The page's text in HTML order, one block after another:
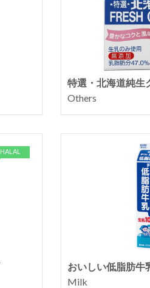
特選・北海道純生
Others
HALAL
おいしい低脂肪牛
Milk